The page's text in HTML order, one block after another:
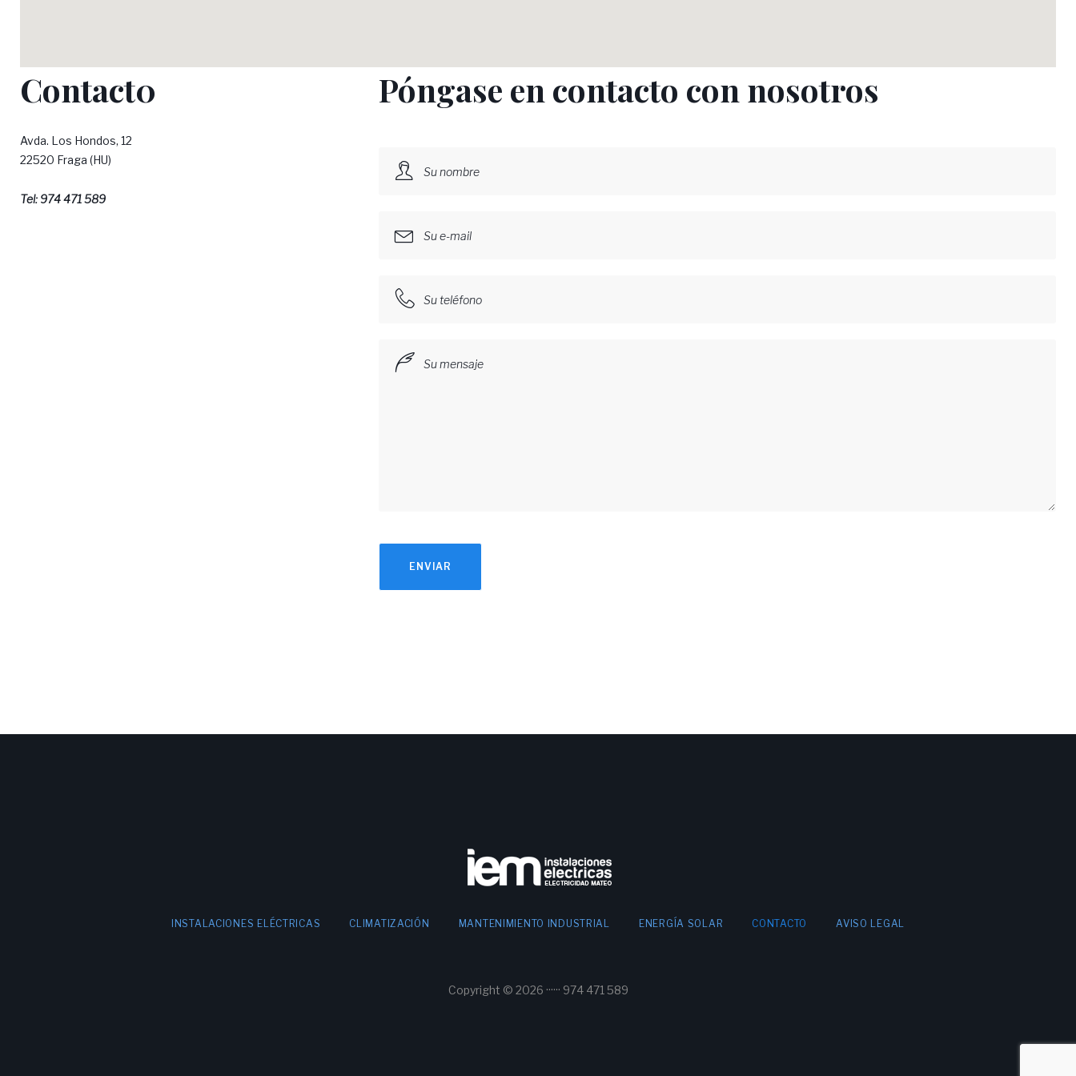
c
Contact0
Avda. Los Hondos, 12
22520 Fraga (HU)
Tel: 974 471 589
Póngase en contacto con nosotros
INSTALACIONES ELÉCTRICAS CLIMATIZACIÓN MANTENIMIENTO INDUSTRIAL ENERGÍA SOLAR CONTACTO AVISO LEGAL
Copyright © 2026 ······ 974 471 589